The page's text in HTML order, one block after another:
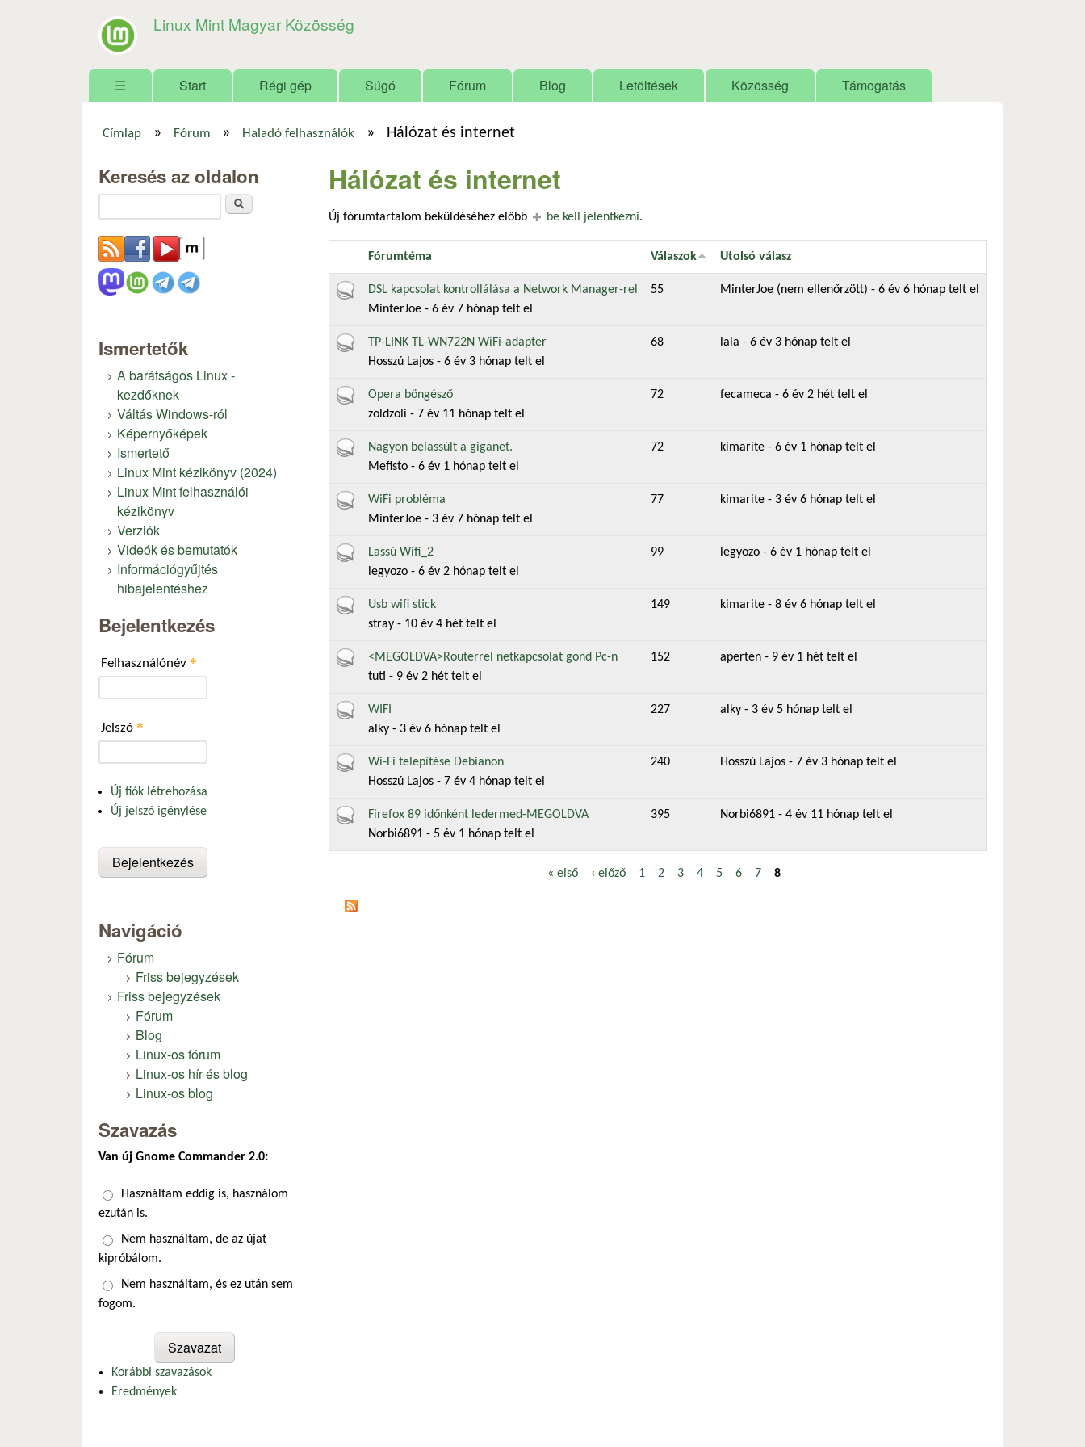
Linux Mint Magyar Közösség
Főmenü
☰ Start Régi gép Súgó Fórum Blog Letöltések Közösség Támogatás
Címlap » Fórum » Haladó felhasználók » Hálózat és internet
Hálózat és internet
Új fórumtartalom beküldéséhez előbb be kell jelentkezni.
Fórumtéma Válaszok Utolsó válasz
Aktív témaDSL kapcsolat kontrollálása a Network Manager-rel
MinterJoe - 6 év 7 hónap telt el
55 MinterJoe (nem ellenőrzött) - 6 év 6 hónap telt el
Aktív témaTP-LINK TL-WN722N WiFi-adapter
Hosszú Lajos - 6 év 3 hónap telt el
68 lala - 6 év 3 hónap telt el
Aktív témaOpera böngésző
zoldzoli - 7 év 11 hónap telt el
72 fecameca - 6 év 2 hét telt el
Aktív témaNagyon belassúlt a giganet.
Mefisto - 6 év 1 hónap telt el
72 kimarite - 6 év 1 hónap telt el
Aktív témaWiFi probléma
MinterJoe - 3 év 7 hónap telt el
77 kimarite - 3 év 6 hónap telt el
Aktív témaLassú Wifi_2
legyozo - 6 év 2 hónap telt el
99 legyozo - 6 év 1 hónap telt el
Aktív témaUsb wifi stick
stray - 10 év 4 hét telt el
149 kimarite - 8 év 6 hónap telt el
Aktív téma<MEGOLDVA>Routerrel netkapcsolat gond Pc-n
tuti - 9 év 2 hét telt el
152 aperten - 9 év 1 hét telt el
Aktív téma
WIFI
alky - 3 év 6 hónap telt el
227 alky - 3 év 5 hónap telt el
Aktív témaWi-Fi telepítése Debianon
Hosszú Lajos - 7 év 4 hónap telt el
240 Hosszú Lajos - 7 év 3 hónap telt el
Aktív témaFirefox 89 időnként ledermed-MEGOLDVA
Norbi6891 - 5 év 1 hónap telt el
395 Norbi6891 - 4 év 11 hónap telt el
Oldalak
« első ‹ előző 1 2 3 4 5 6 7 8
Keresés az oldalon
Ismertetők
A barátságos Linux -
kezdőknek
Váltás Windows-ról
Képernyőképek
Ismertető
Linux Mint kézikönyv (2024)
Linux Mint felhasználói
kézikönyv
Verziók
Videók és bemutatók
Információgyűjtés
hibajelentéshez
Bejelentkezés
Felhasználónév *
Jelszó *
Új fiók létrehozása
Új jelszó igénylése
Navigáció
Fórum
Friss bejegyzések
Friss bejegyzések
Fórum
Blog
Linux-os fórum
Linux-os hír és blog
Linux-os blog
Szavazás
Van új Gnome Commander 2.0:
Választások
Használtam eddig is, használom
ezután is.
Nem használtam, de az újat
kipróbálom.
Nem használtam, és ez után sem
fogom.
Korábbi szavazások
Eredmények